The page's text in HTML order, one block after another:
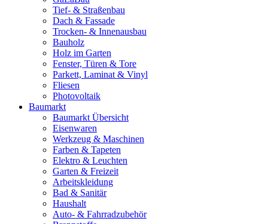
Tief- & Straßenbau
Dach & Fassade
Trocken- & Innenausbau
Bauholz
Holz im Garten
Fenster, Türen & Tore
Parkett, Laminat & Vinyl
Fliesen
Photovoltaik
Baumarkt
Baumarkt Übersicht
Eisenwaren
Werkzeug & Maschinen
Farben & Tapeten
Elektro & Leuchten
Garten & Freizeit
Arbeitskleidung
Bad & Sanitär
Haushalt
Auto- & Fahrradzubehör